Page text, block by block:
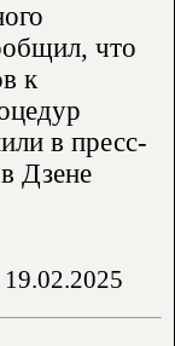
что
к
в пресс-
Дзене
19.02.2025